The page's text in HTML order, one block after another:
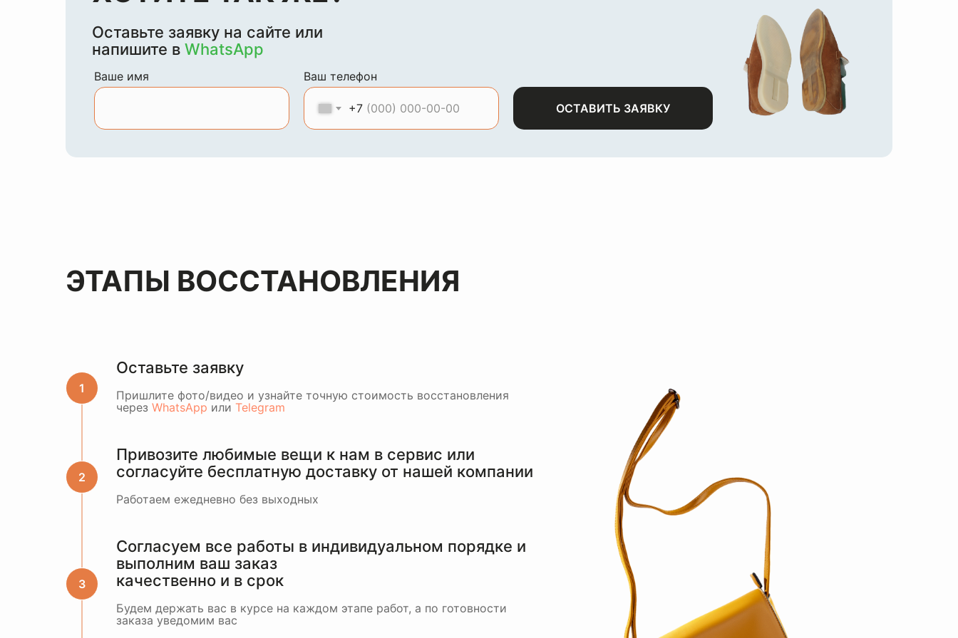
Ваше имя Ваш телефон
+7 ОСТАВИТЬ ЗАЯВКУ
Оставьте заявку на сайте или
напишите в WhatsApp
ЭТАПЫ ВОССТАНОВЛЕНИЯ
Оставьте заявку
Пришлите фото/видео и узнайте точную стоимость восстановления
через WhatsApp или Telegram
Привозите любимые вещи к нам в сервис или
согласуйте бесплатную доставку от нашей компании
Работаем ежедневно без выходных
Согласуем все работы в индивидуальном порядке и
выполним ваш заказ
качественно и в срок
Будем держать вас в курсе на каждом этапе работ, а по готовности
заказа уведомим вас